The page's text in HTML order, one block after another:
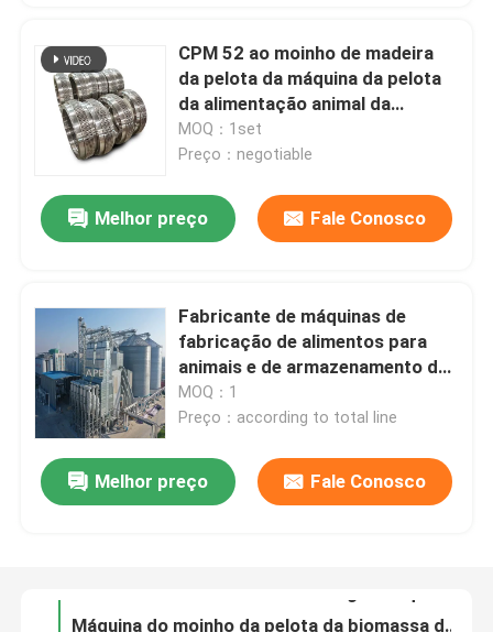
Casa
Produtos
Vídeos
Quem Somos
CPM 52 ao moinho de madeira
da pelota da máquina da pelota
da alimentação animal da
madeira do fabricante do dado
da pelota 60HRC
MOQ：1set
Preço：negotiable
Melhor preço Fale Conosco
Fabricante de máquinas de
fabricação de alimentos para
animais e de armazenamento de
grãos
MOQ：1
Preço：according to total line
Melhor preço Fale Conosco
Pelota da alfafa da biomassa da grama que faz o moinho NSK da pelota da casca do arroz da máquina que carrega 678